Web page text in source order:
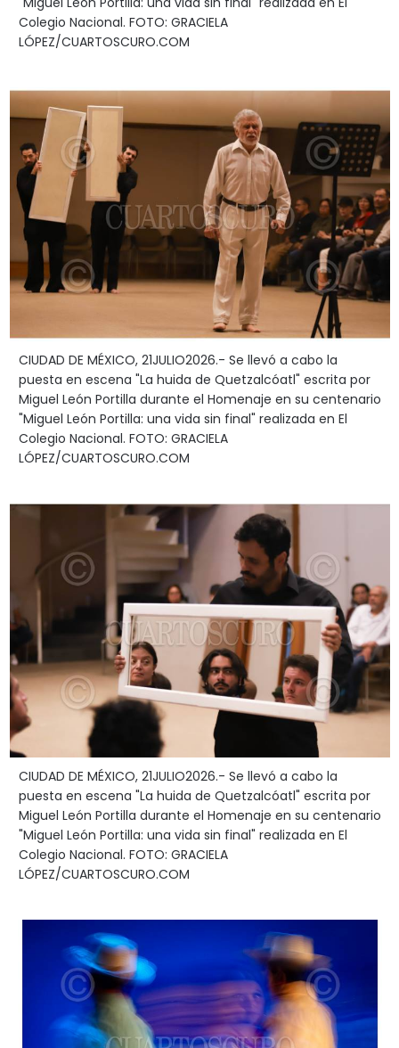
Colegio Nacional. FOTO: GRACIELA
LÓPEZ/CUARTOSCURO.COM
CIUDAD DE MÉXICO, 21JULIO2026.- Se llevó a cabo la
puesta en escena "La huida de Quetzalcóatl" escrita por
Miguel León Portilla durante el Homenaje en su centenario
"Miguel León Portilla: una vida sin final" realizada en El
Colegio Nacional. FOTO: GRACIELA
LÓPEZ/CUARTOSCURO.COM
CIUDAD DE MÉXICO, 21JULIO2026.- Se llevó a cabo la
puesta en escena "La huida de Quetzalcóatl" escrita por
Miguel León Portilla durante el Homenaje en su centenario
"Miguel León Portilla: una vida sin final" realizada en El
Colegio Nacional. FOTO: GRACIELA
LÓPEZ/CUARTOSCURO.COM